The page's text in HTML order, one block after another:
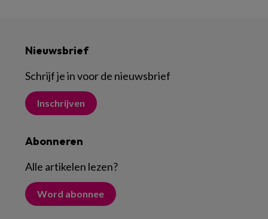
Nieuwsbrief
Schrijf je in voor de nieuwsbrief
Inschrijven
Abonneren
Alle artikelen lezen?
Word abonnee